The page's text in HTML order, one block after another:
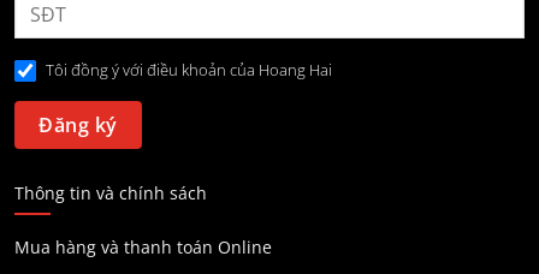
Tôi đồng ý với điều khoản của Hoang Hai
Thông tin và chính sách
Mua hàng và thanh toán Online